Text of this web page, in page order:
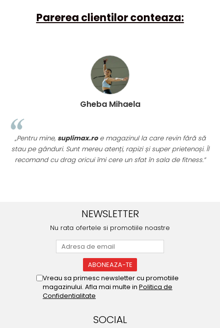
Parerea clientilor conteaza:
Gheba Mihaela
„Pentru mine, suplimax.roe magazinul la care revin fără să
stau pe gânduri. Sunt mereu atenți, rapizi și super prietenoși. Îl
recomand cu drag oricui îmi cere un sfat în sala de fitness.”
NEWSLETTER
Nu rata ofertele si promotiile noastre
Vreau sa primesc newsletter cu promotiile
magazinului. Afla mai multe in Politica de
Confidentialitate
SOCIAL